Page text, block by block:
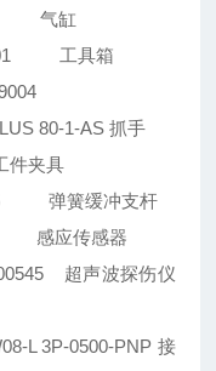
气缸
工具箱
80-1-AS 抓手
具
弹簧缓冲支杆
应传感器
超声波探伤仪
3P-0500-PNP 接